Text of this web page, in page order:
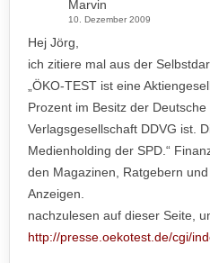
Marvin
10. Dezember 2009
Hej Jörg,
ich zitiere mal aus der
„ÖKO-TEST ist eine
Prozent im Besitz der Deutsche
Verlagsgesellschaft DDVG ist.
Medienholding der SPD.“
den Magazinen, Ratgebern
Anzeigen.
nachzulesen auf dieser Seite,
http://presse.oekotest.de/cgi/